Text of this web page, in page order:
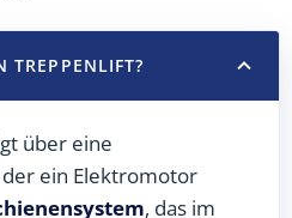
TREPPENLIFT?
über eine
der ein Elektromotor
, das im